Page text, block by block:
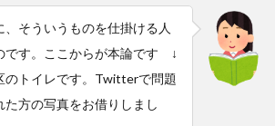
、そういうものを仕掛ける人
です。ここからが本論です ↓
のトイレです。Twitterで問題
た方の写真をお借りしまし